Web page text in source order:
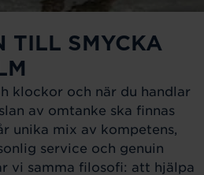
TILL SMYCKA
klockor och när du handlar
av omtanke ska finnas
unika mix av kompetens,
service och genuin
vi samma filosofi: att hjälpa